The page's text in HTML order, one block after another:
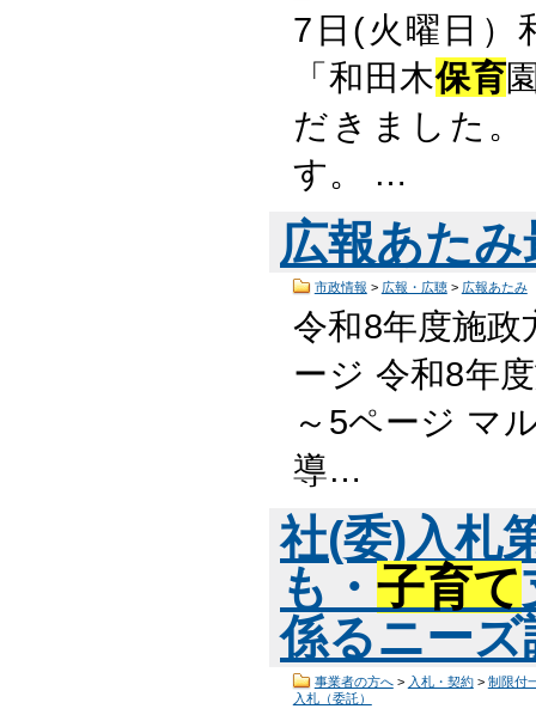
7日(火曜日）
「和田木保育
だきました
す。 …
広報あた
市政情報 > 広報・広聴> 広報あたみ
令和8年度施
ージ 令和8年
～5ページ マ
導…
社(委)入札
も・ 子育て
係るニー
事業者の方へ> 入札・契約> 制限付
入札（委託）